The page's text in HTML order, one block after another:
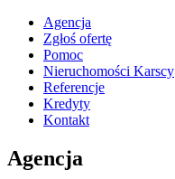
Agencja
Zgłoś ofertę
Pomoc
Nieruchomości Karscy
Referencje
Kredyty
Kontakt
Agencja